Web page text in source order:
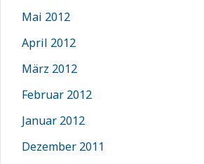
Mai 2012
April 2012
März 2012
Februar 2012
Januar 2012
Dezember 2011